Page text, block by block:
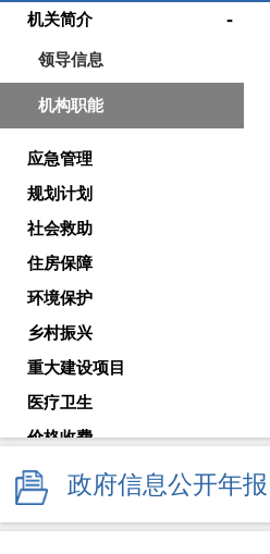
机关简介 -
领导信息
机构职能
应急管理
规划计划
社会救助
住房保障
环境保护
乡村振兴
重大建设项目
医疗卫生
价格收费
减税降费
审计公告
政府信息公开年报